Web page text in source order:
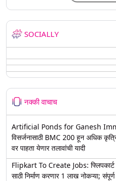
SOCIALLY
नक्की वाचाच
Artificial Ponds for Ganesh
विसर्जनासाठी BMC 200 हून अधिक
वर पाहता येणार तलावांची यादी
Flipkart To Create Jobs:
साठी निर्माण करणार 1 लाख नोकऱ्या;